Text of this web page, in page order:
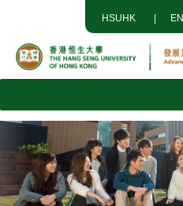
HSUHK EN